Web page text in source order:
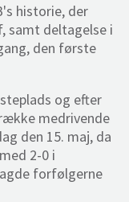
historie, der
samt deltagelse i
den første
og efter
medrivende
den 15. maj, da
2-0 i
forfølgerne